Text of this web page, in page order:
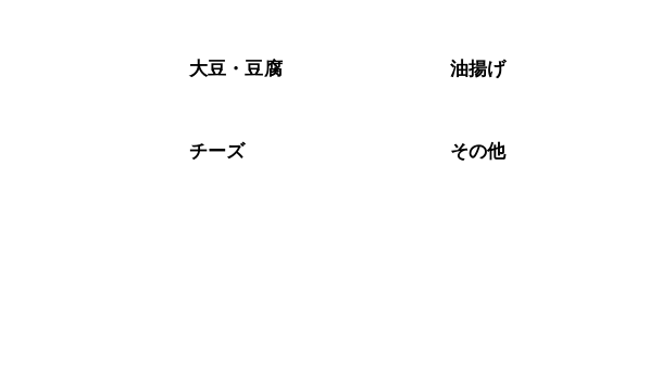
大豆・豆腐 油揚げ
チーズ その他